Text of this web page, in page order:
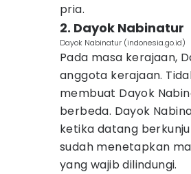
pria.
2. Dayok Nabinatur
Dayok Nabinatur (indonesia.go.id)
Pada masa kerajaan,
anggota kerajaan.
membuat Dayok
berbeda. Dayok
ketika datang
sudah menetapkan
yang wajib dilindungi.